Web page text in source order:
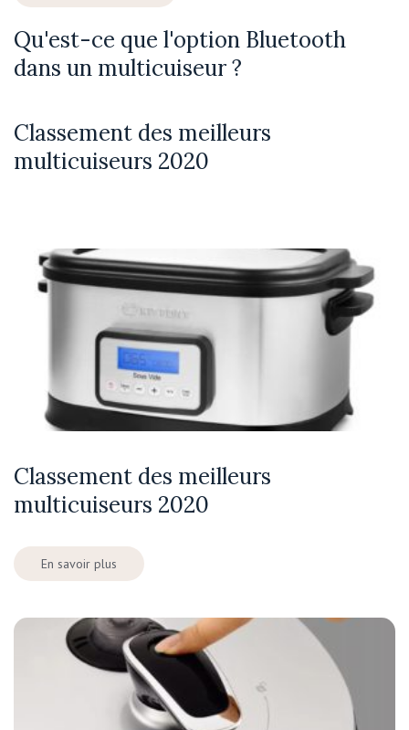
Qu'est-ce que l'option Bluetooth
dans un multicuiseur ?
Classement des meilleurs
multicuiseurs 2020
Classement des meilleurs
multicuiseurs 2020
En savoir plus